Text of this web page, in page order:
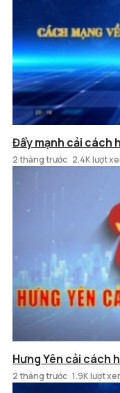
Đẩy mạnh cải cách
2 tháng trước 2.4K lượt
Hưng Yên cải cách
2 tháng trước 1.9K lượt